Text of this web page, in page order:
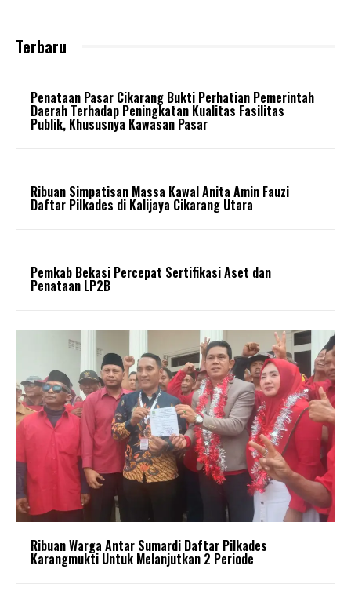
Terbaru
Penataan Pasar Cikarang Bukti Perhatian Pemerintah
Daerah Terhadap Peningkatan Kualitas Fasilitas
Publik, Khususnya Kawasan Pasar
Ribuan Simpatisan Massa Kawal Anita Amin Fauzi
Daftar Pilkades di Kalijaya Cikarang Utara
Pemkab Bekasi Percepat Sertifikasi Aset dan
Penataan LP2B
Ribuan Warga Antar Sumardi Daftar Pilkades
Karangmukti Untuk Melanjutkan 2 Periode